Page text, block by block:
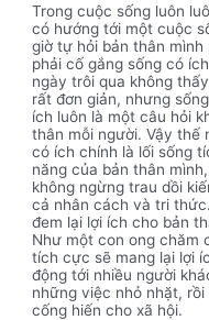
Trong cuộc sống luôn
có hướng tới một cuộc
giờ tự hỏi bản thân
phải cố gắng sống có
ngày trôi qua không
rất đơn giản, nhưng
ích luôn là một câu hỏi
thân mỗi người. Vậy thế
có ích chính là lối sống
năng của bản thân
không ngừng trau dồi
cả nhân cách và tri
đem lại lợi ích cho bản
Như một con ong chăm
tích cực sẽ mang lại lợi
động tới nhiều người
những việc nhỏ nhặt,
cống hiến cho xã hội.